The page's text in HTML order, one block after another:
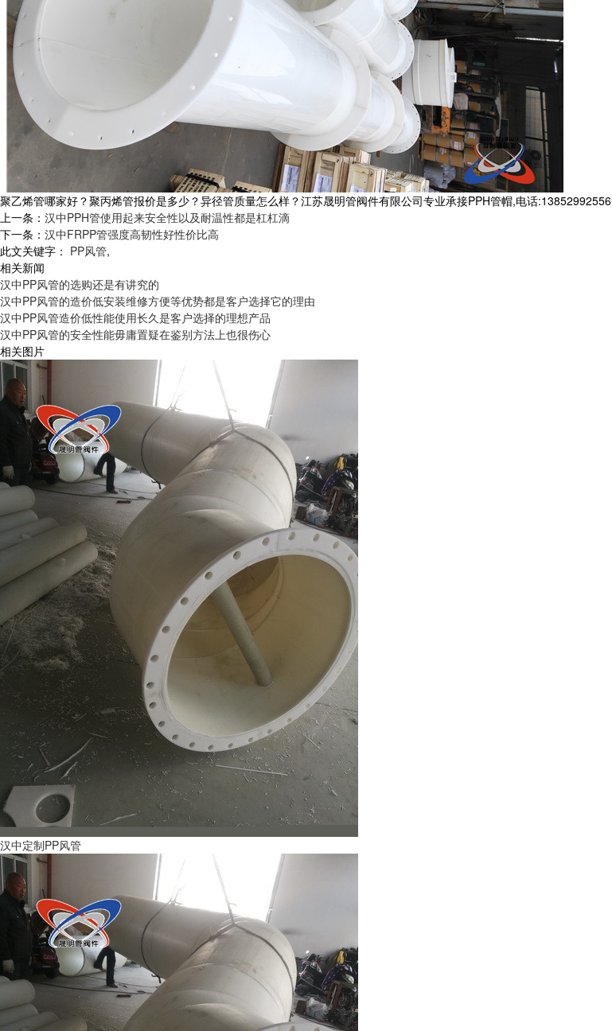
聚乙烯管哪家好？聚丙烯管报价是多少？异径管质量怎么样？江苏晟明管阀件有限公司专业承接PPH管帽,电话:13852992556
上一条： 汉中PPH管使用起来安全性以及耐温性都是杠杠滴
下一条： 汉中FRPP管强度高韧性好性价比高
此文关键字： PP风管,
相关新闻
汉中PP风管的选购还是有讲究的
汉中PP风管的造价低安装维修方便等优势都是客户选择它的理由
汉中PP风管造价低性能使用长久是客户选择的理想产品
汉中PP风管的安全性能毋庸置疑在鉴别方法上也很伤心
相关图片
汉中定制PP风管